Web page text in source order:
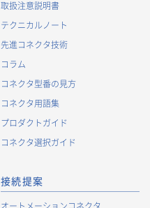
取扱注意説明書
テクニカルノート
先進コネクタ技術
コラム
コネクタ型番の見方
コネクタ用語集
プロダクトガイド
コネクタ選択ガイド
接続提案